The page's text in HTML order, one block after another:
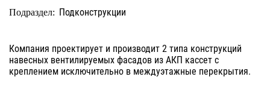
Подраздел: Подконструкции
Компания проектирует и производит 2 типа конструкций
навесных вентилируемых фасадов из АКП кассет с
креплением исключительно в междуэтажные перекрытия.